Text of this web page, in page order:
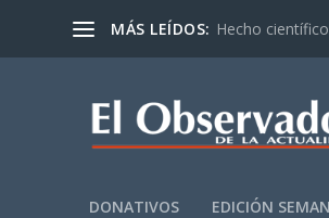
MÁS LEÍDOS: Hecho
DONATIVOS EDICIÓN